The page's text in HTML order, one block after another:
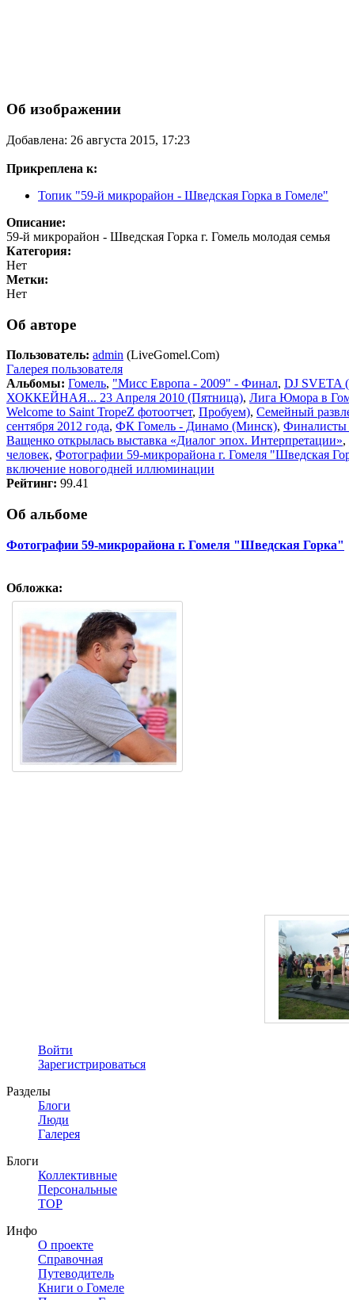
Об изображении
Добавлена: 26 августа 2015, 17:23
Прикреплена к:
Топик "59-й микрорайон - Шведская Горка в Гомеле"
Описание:
59-й микрорайон - Шведская Горка г. Гомель молодая семья
Категория:
Нет
Метки:
Нет
Об авторе
Пользователь: admin (LiveGomel.Com)
Галерея пользователя
Альбомы: Гомель, "Мисс Европа - 2009" - Финал, DJ SVETA
ХОККЕЙНАЯ... 23 Апреля 2010 (Пятница), Лига Юмора в
Welcome to Saint TropeZ фотоотчет, Пробуем), Семейный
сентября 2012 года, ФК Гомель - Динамо (Минск), Финалисты
Ващенко открылась выставка «Диалог эпох. Интерпретации»,
человек, Фотографии 59-микрорайона г. Гомеля "Шведская
включение новогодней иллюминации
Рейтинг: 99.41
Об альбоме
Фотографии 59-микрорайона г. Гомеля "Шведская Горка"
Обложка:
Войти
Зарегистрироваться
Разделы
Блоги
Люди
Галерея
Блоги
Коллективные
Персональные
TOP
Инфо
О проекте
Справочная
Путеводитель
Книги о Гомеле